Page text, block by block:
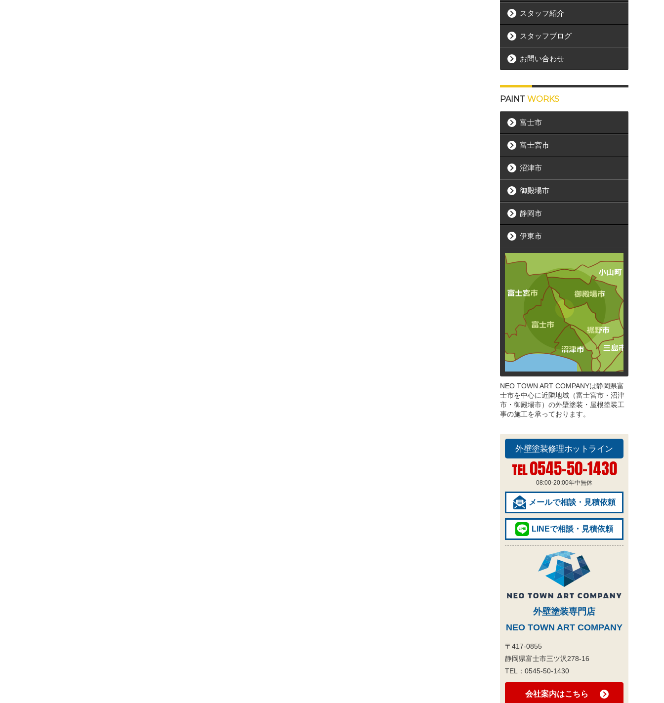
スタッフ紹介
スタッフブログ
お問い合わせ
PAINT WORKS
富士市
富士宮市
沼津市
御殿場市
静岡市
伊東市
NEO TOWN ART COMPANYは静岡県富
士市を中心に近隣地域（富士宮市・沼津
市・御殿場市）の外壁塗装・屋根塗装工
事の施工を承っております。
外壁塗装修理ホットライン
TEL0545-50-1430
08:00-20:00年中無休
メールで相談・見積依頼
LINEで相談・見積依頼
外壁塗装専門店
NEO TOWN ART COMPANY
〒417-0855
静岡県富士市三ツ沢278-16
TEL： 0545-50-1430
会社案内はこちら